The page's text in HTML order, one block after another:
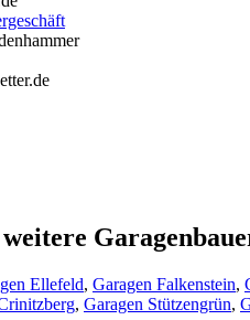
Ellefeld, Garagen Falkenstein,
, Garagen Stützengrün,